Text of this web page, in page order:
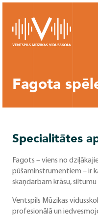
Fagota
Specialitātes
Fagots – viens no
pūšaminstrumentiem – ir
skaņdarbam krāsu,
Ventspils Mūzikas
profesionālā un